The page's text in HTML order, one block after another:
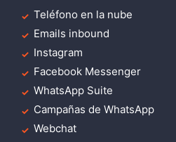
Teléfono en la nube
Emails inbound
Instagram
Facebook Messenger
WhatsApp Suite
Campañas de WhatsApp
Webchat